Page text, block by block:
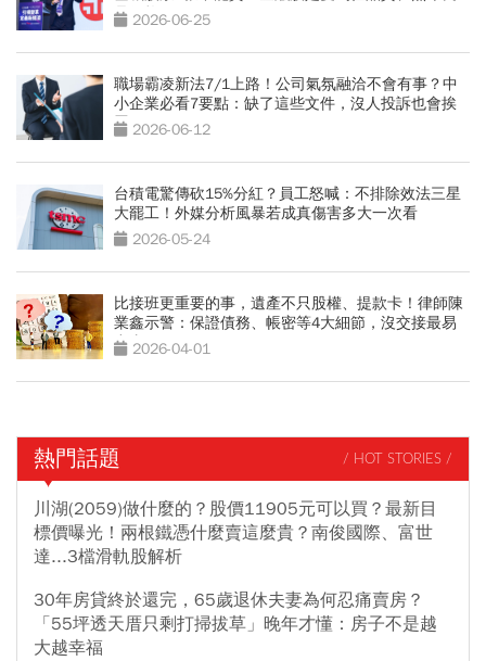
品價格
2026-06-25
職場霸凌新法7/1上路！公司氣氛融洽不會有事？中
小企業必看7要點：缺了這些文件，沒人投訴也會挨
罰 2026-06-12
台積電驚傳砍15%分紅？員工怒喊：不排除效法三星
大罷工！外媒分析風暴若成真傷害多大一次看
2026-05-24
比接班更重要的事，遺產不只股權、提款卡！律師陳
業鑫示警：保證債務、帳密等4大細節，沒交接最易
出事2026-04-01
熱門話題 / HOT STORIES /
川湖(2059)做什麼的？股價11905元可以買？最新目
標價曝光！兩根鐵憑什麼賣這麼貴？南俊國際、富世
達...3檔滑軌股解析
30年房貸終於還完，65歲退休夫妻為何忍痛賣房？
「55坪透天厝只剩打掃拔草」晚年才懂：房子不是越
大越幸福